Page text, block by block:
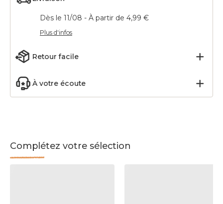
Dès le 11/08 - À partir de 4,99 €
Plus d'infos
Retour facile
À votre écoute
Complétez votre sélection